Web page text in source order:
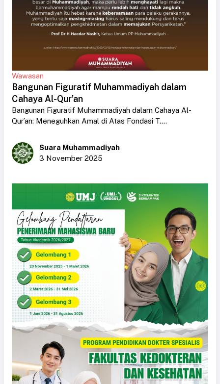
Wawasan
Bangunan Figuratif Muhammadiyah dalam
Cahaya Al-Qur’an
Bangunan Figuratif Muhammadiyah dalam Cahaya Al-
Qur’an: Meneguhkan Amal di Atas Fondasi T....
Suara Muhammadiyah
3 November 2025